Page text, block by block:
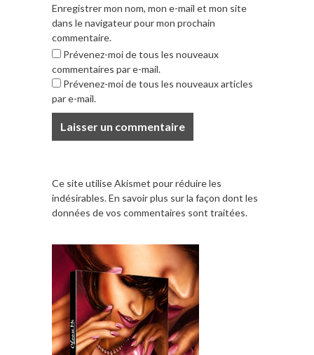
Enregistrer mon nom, mon e-mail et mon site
dans le navigateur pour mon prochain
commentaire.
Prévenez-moi de tous les nouveaux
commentaires par e-mail.
Prévenez-moi de tous les nouveaux articles
par e-mail.
Ce site utilise Akismet pour réduire les
indésirables.En savoir plus sur la façon dont les
données de vos commentaires sont traitées.